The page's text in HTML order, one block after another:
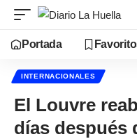
Portada
INTERNACIONALES
El Louvre
días después